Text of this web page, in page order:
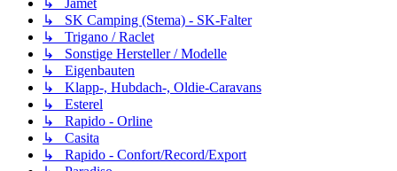
↳ Jamet
↳ SK Camping (Stema) - SK-Falter
↳ Trigano / Raclet
↳ Sonstige Hersteller / Modelle
↳ Eigenbauten
↳ Klapp-, Hubdach-, Oldie-Caravans
↳ Esterel
↳ Rapido - Orline
↳ Casita
↳ Rapido - Confort/Record/Export